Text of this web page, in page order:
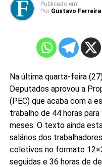
Publicado em
Por Gustavo Ferreira
Na última quarta-feira
Deputados aprovou a
(PEC) que acaba com a
trabalho de 44 horas
meses. O texto ainda
salários dos
coletivos no formato
seguidas e 36 horas de